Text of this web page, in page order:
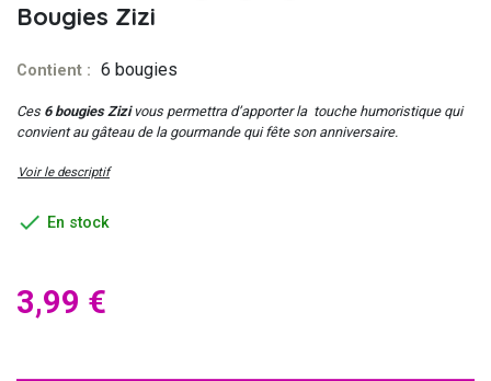
Bougies Zizi
Contient : 6 bougies
Ces 6 bougies Zizivous permettra d’apporter la touche humoristique qui
convient au gâteau de la gourmande qui fête son anniversaire.
Voir le descriptif
 En stock
3,99 €